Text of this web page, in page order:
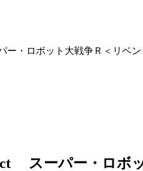
・ロボット大戦争Ｒ＜リベン
スーパー・ロボ